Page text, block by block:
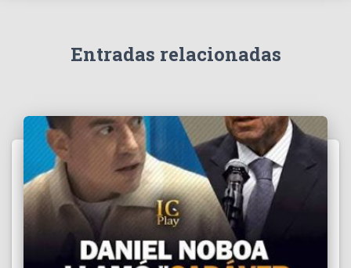
Entradas relacionadas